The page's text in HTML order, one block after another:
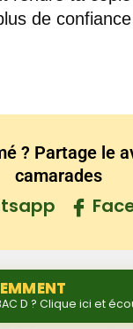
de
? Partage le
camarades
D ? Clique ici et